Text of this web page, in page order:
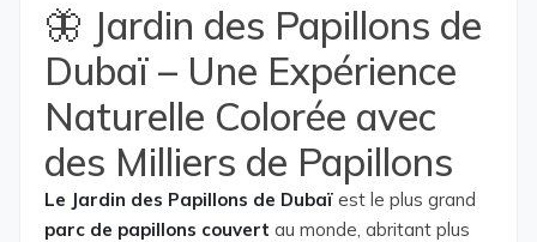
🦋 Jardin des Papillons de
Dubaï – Une Expérience
Naturelle Colorée avec
des Milliers de Papillons
Le Jardin des Papillons de Dubaï est le plus grand
parc de papillons couvert au monde, abritant plus